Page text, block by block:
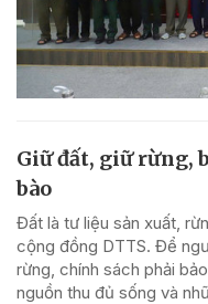
Giữ đất, giữ rừng,
bào
Đất là tư liệu sản xuất,
cộng đồng DTTS. Để
rừng, chính sách phải
nguồn thu đủ sống và